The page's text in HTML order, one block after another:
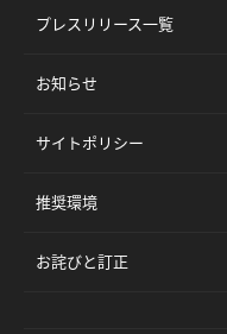
プレスリリース一覧
お知らせ
サイトポリシー
推奨環境
お詫びと訂正